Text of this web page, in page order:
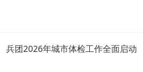
兵团2026年城市体检工作全面启动